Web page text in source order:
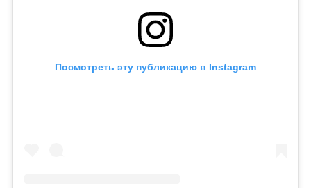
Посмотреть эту публикацию в Instagram